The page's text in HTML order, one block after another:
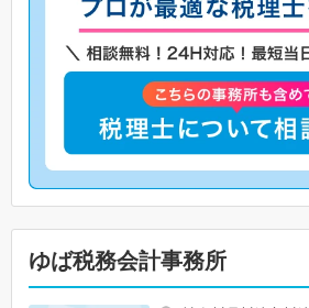
ゆば税務会計事務所